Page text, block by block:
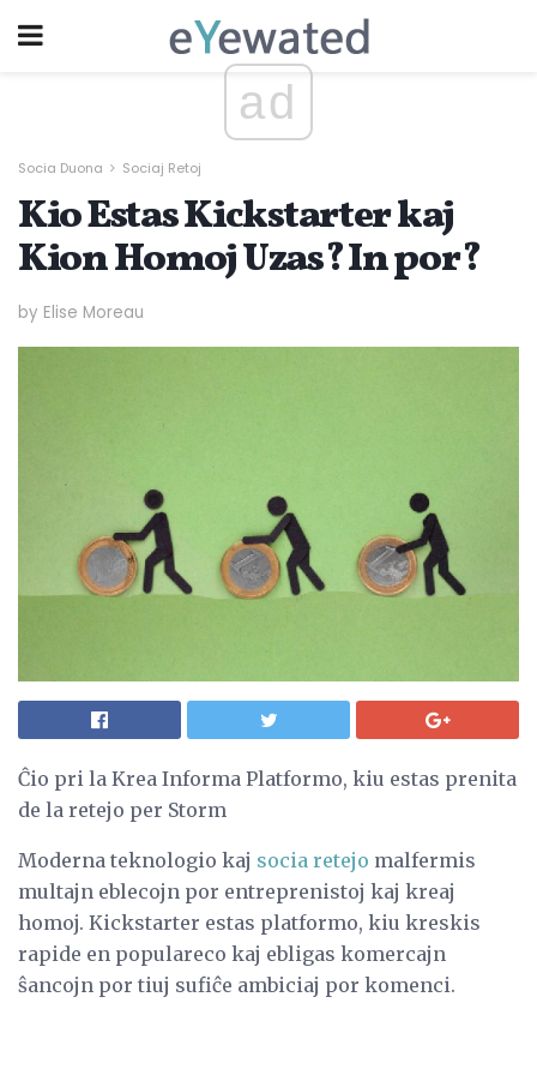
ad
Socia Duona Sociaj Retoj
Kio Estas Kickstarter kaj
Kion Homoj Uzas? In por?
by Elise Moreau
Ĉio pri la Krea Informa Platformo, kiu estas prenita
de la retejo per Storm
Moderna teknologio kaj socia retejo malfermis
multajn eblecojn por entreprenistoj kaj kreaj
homoj. Kickstarter estas platformo, kiu kreskis
rapide en populareco kaj ebligas komercajn
ŝancojn por tiuj sufiĉe ambiciaj por komenci.